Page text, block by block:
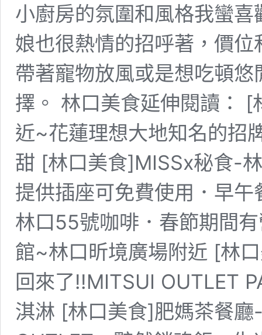
小廚房的氛圍和風格我蠻
娘也很熱情的招呼著，價
帶著寵物放風或是想吃頓
擇。 林口美食延伸閱讀：
近~花蓮理想大地知名的招
甜 [林口美食]MISSx秘食-
提供插座可免費使用．早
林口55號咖啡．春節期間
館~林口昕境廣場附近 [林
回來了!!MITSUI OUTLET
淇淋 [林口美食]肥媽茶餐